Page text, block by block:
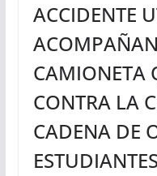
ACCIDENTE
CAMIONETA
CONTRA LA
CADENA DE